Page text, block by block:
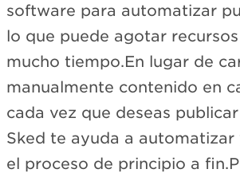
software para automatizar
lo que puede agotar
mucho tiempo.En lugar de
manualmente contenido en
cada vez que deseas
Sked te ayuda a
el proceso de principio a